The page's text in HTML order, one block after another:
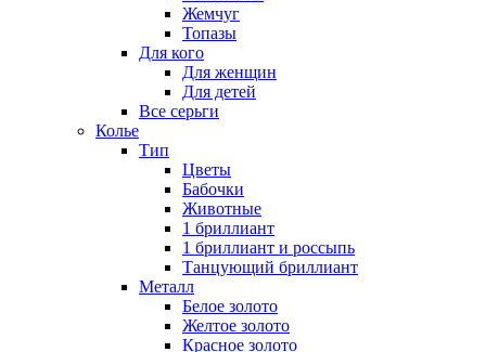
Жемчуг
Топазы
Для кого
Для женщин
Для детей
Все серьги
Колье
Тип
Цветы
Бабочки
Животные
1 бриллиант
1 бриллиант и россыпь
Танцующий бриллиант
Металл
Белое золото
Желтое золото
Красное золото